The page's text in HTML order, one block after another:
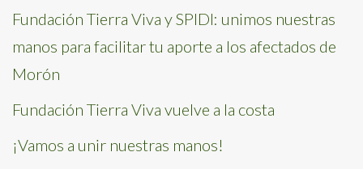
Fundación Tierra Viva y SPIDI: unimos nuestras
manos para facilitar tu aporte a los afectados de
Morón
Fundación Tierra Viva vuelve a la costa
¡Vamos a unir nuestras manos!